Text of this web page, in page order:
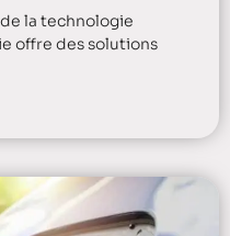
la technologie
offre des solutions